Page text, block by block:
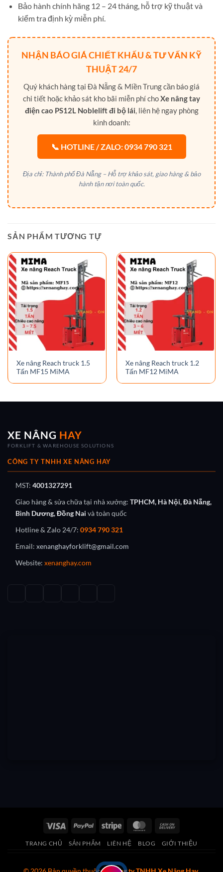
Bảo hành chính hãng 12 – 24 tháng, hỗ trợ kỹ thuật và
kiểm tra định kỳ miễn phí.
NHẬN BÁO GIÁ CHIẾT KHẤU & TƯ VẤN KỸ
THUẬT 24/7
Quý khách hàng tại Đà Nẵng & Miền Trung cần báo giá
chi tiết hoặc khảo sát kho bãi miễn phí choXe nâng tay
điện cao PS12L Noblelift đi bộ lái , liên hệ ngay phòng
kinh doanh:
📞 HOTLINE / ZALO: 0934 790 321
Địa chỉ: Thành phố Đà Nẵng – Hỗ trợ khảo sát, giao hàng & bảo
hành tận nơi toàn quốc.
SẢN PHẨM TƯƠNG TỰ
Xe nâng Reach truck 1.5
Tấn MF15 MiMA
Xe nâng Reach truck 1.2
Tấn MF12 MiMA
XE NÂNG HAY
FORKLIFT & WAREHOUSE SOLUTIONS
CÔNG TY TNHH XE NÂNG HAY
MST: 4001327291
Giao hàng & sửa chữa tại nhà xưởng: TPHCM, Hà Nội, Đà Nẵng,
Bình Dương, Đồng Nai và toàn quốc
Hotline & Zalo 24/7: 0934 790 321
Email: xenanghayforklift@gmail.com
Website: xenanghay.com
Visa PayPal Stripe MasterCard
Delivery
TRANG CHỦ SẢN PHẨM LIÊN HỆ BLOG GIỚI THIỆU